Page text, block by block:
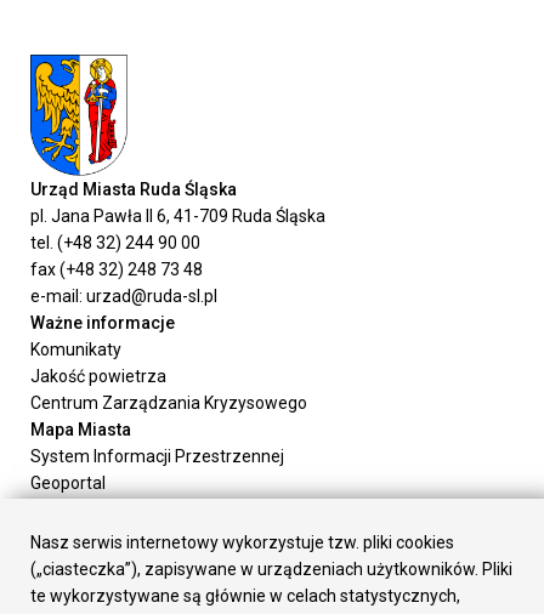
Urząd Miasta Ruda Śląska
pl. Jana Pawła II 6, 41-709 Ruda Śląska
tel. (+48 32) 244 90 00
fax (+48 32) 248 73 48
e-mail: urzad@ruda-sl.pl
Ważne informacje
Komunikaty
Jakość powietrza
Centrum Zarządzania Kryzysowego
Mapa Miasta
System Informacji Przestrzennej
Geoportal
Załatw sprawę
Prezydent Miasta
Rada Miasta
Nasz serwis internetowy wykorzystuje tzw. pliki cookies
(„ciasteczka”), zapisywane w urządzeniach użytkowników. Pliki
te wykorzystywane są głównie w celach statystycznych,